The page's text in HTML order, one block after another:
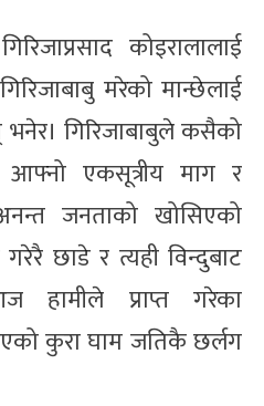
कोइरालालाई
मरेको मान्छेलाई
गिरिजाबाबुले कसैको
एकसूत्रीय माग र
जनताको खोसिएको
छाडे र त्यही विन्दुबाट
हामीले प्राप्त गरेका
कुरा घाम जतिकै छर्लग